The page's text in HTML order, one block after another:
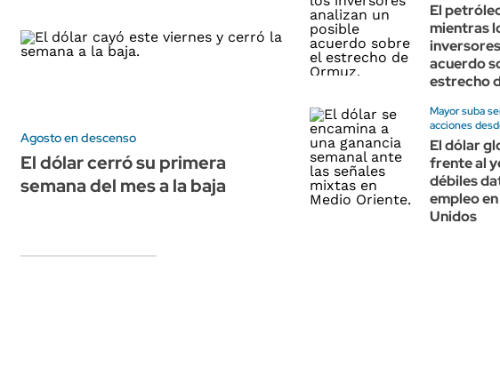
Agosto en descenso
El dólar cerró su primera
semana del mes a la baja
El
mientras
acuerdo
estrecho
Mayor suba
acciones
El dólar
frente al
débiles
empleo
Unidos